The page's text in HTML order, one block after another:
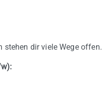
stehen dir viele Wege offen.